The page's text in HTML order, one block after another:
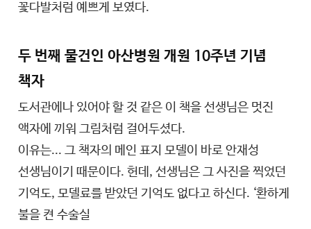
꽃다발처럼 예쁘게 보였다.
두 번째 물건인 아산병원 개원 10주년 기념
책자
도서관에나 있어야 할 것 같은 이 책을 선생님은 멋진
액자에 끼워 그림처럼 걸어두셨다.
이유는... 그 책자의 메인 표지 모델이 바로 안재성
선생님이기 때문이다. 헌데, 선생님은 그 사진을 찍었던
기억도, 모델료를 받았던 기억도 없다고 하신다. ‘환하게
불을 켠 수술실